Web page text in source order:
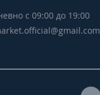
с 09:00 до 19:00